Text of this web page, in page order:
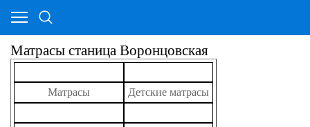
Матрасы станица Воронцовская
Матрасы Детские матрасы